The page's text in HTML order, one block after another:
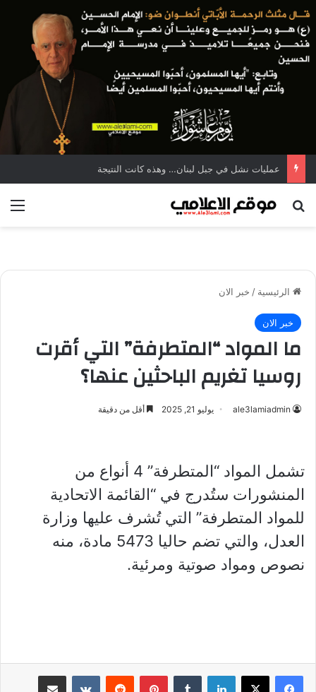
عمليات نشل في جبل لبنان… وهذه كانت النتيجة
بحث عن
الرئيسية / خبر الان
خبر الان
ما المواد “المتطرفة” التي أقرت
روسيا تغريم الباحثين عنها؟
ale3lamiadmin يوليو 21, 2025 أقل من دقيقة
تشمل المواد “المتطرفة” 4 أنواع من
المنشورات ستُدرج في “القائمة الاتحادية
للمواد المتطرفة” التي تُشرف عليها وزارة
العدل، والتي تضم حاليا 5473 مادة، منه
نصوص ومواد صوتية ومرئية.
لينكدإن بينتيريست مشاركة عبر البريد